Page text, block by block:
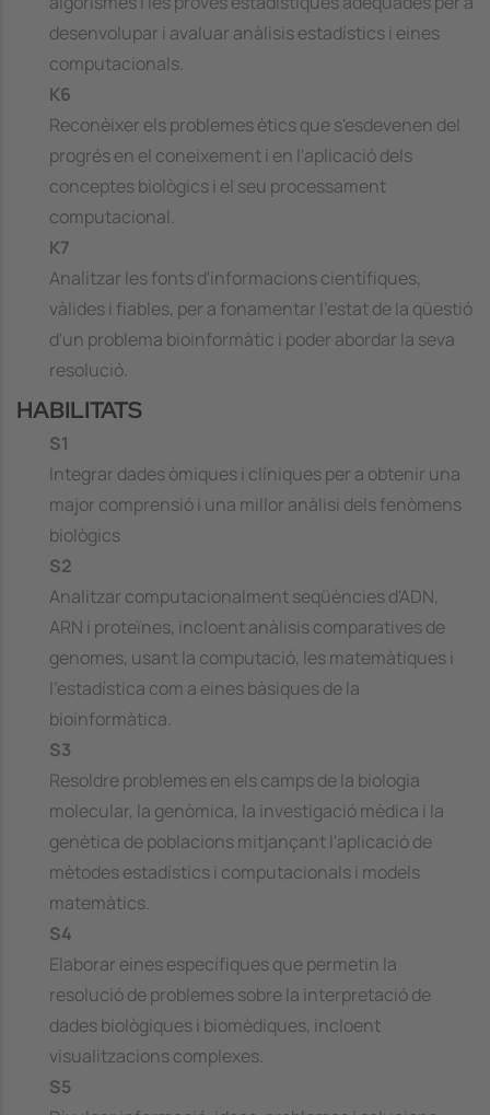
desenvolupar i avaluar anàlisis estadístics i eines
computacionals.
K6
Reconèixer els problemes ètics que s'esdevenen del
progrés en el coneixement i en l'aplicació dels
conceptes biològics i el seu processament
computacional.
K7
Analitzar les fonts d'informacions científiques,
vàlides i fiables, per a fonamentar l'estat de la qüestió
d'un problema bioinformàtic i poder abordar la seva
resolució.
HABILITATS
S1
Integrar dades òmiques i clíniques per a obtenir una
major comprensió i una millor anàlisi dels fenòmens
biològics
S2
Analitzar computacionalment seqüències d'ADN,
ARN i proteïnes, incloent anàlisis comparatives de
genomes, usant la computació, les matemàtiques i
l'estadística com a eines bàsiques de la
bioinformàtica.
S3
Resoldre problemes en els camps de la biologia
molecular, la genòmica, la investigació mèdica i la
genètica de poblacions mitjançant l'aplicació de
mètodes estadístics i computacionals i models
matemàtics.
S4
Elaborar eines específiques que permetin la
resolució de problemes sobre la interpretació de
dades biològiques i biomèdiques, incloent
visualitzacions complexes.
S5